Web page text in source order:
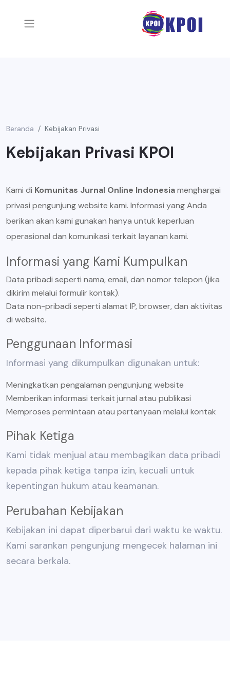
Beranda Kebijakan Privasi
Kebijakan Privasi KPOI
Kami di Komunitas Jurnal Online Indonesiamenghargai
privasi pengunjung website kami. Informasi yang Anda
berikan akan kami gunakan hanya untuk keperluan
operasional dan komunikasi terkait layanan kami.
Informasi yang Kami Kumpulkan
Data pribadi seperti nama, email, dan nomor telepon (jika
dikirim melalui formulir kontak).
Data non-pribadi seperti alamat IP, browser, dan aktivitas
di website.
Penggunaan Informasi
Informasi yang dikumpulkan digunakan untuk:
Meningkatkan pengalaman pengunjung website
Memberikan informasi terkait jurnal atau publikasi
Memproses permintaan atau pertanyaan melalui kontak
Pihak Ketiga
Kami tidak menjual atau membagikan data pribadi
kepada pihak ketiga tanpa izin, kecuali untuk
kepentingan hukum atau keamanan.
Perubahan Kebijakan
Kebijakan ini dapat diperbarui dari waktu ke waktu.
Kami sarankan pengunjung mengecek halaman ini
secara berkala.